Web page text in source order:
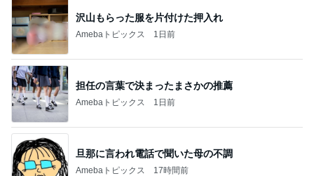
沢山もらった服を片付けた押入れ
Amebaトピックス 1日前
担任の言葉で決まったまさかの推薦
Amebaトピックス 1日前
旦那に言われ電話で聞いた母の不調
Amebaトピックス 17時間前